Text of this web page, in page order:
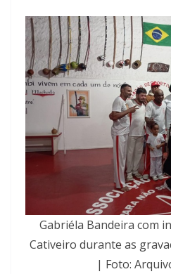
Gabriéla Bandeira com
Cativeiro durante as
| Foto: